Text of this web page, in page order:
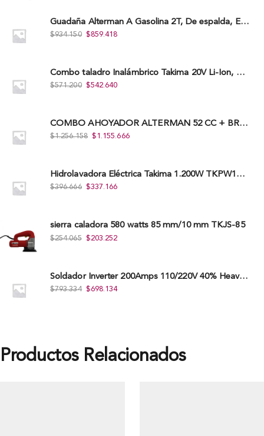
Guadaña Alterman A Gasolina 2T, De espalda, Eje Flexible, 43Cc, Xbc43B-I
$934.150 $859.418
Combo taladro Inalámbrico Takima 20V Li-Ion, Tklcd-20. + Polichadora Takima 7″ 1.200W, Tksp-180-D.
$571.200 $542.640
COMBO AHOYADOR ALTERMAN 52 CC + BROCA DE 20 CM X 80 CM + BROCA DE 15 CM X 80 CM
$1.256.158 $1.155.666
Hidrolavadora Eléctrica Takima 1.200W TKPW1200-13
$396.666 $337.166
sierra caladora 580 watts 85 mm/10 mm TKJS-85
$254.065 $203.252
Soldador Inverter 200Amps 110/220V 40% Heavy Duty (Hd) Tkwi-200-C
$793.334 $698.134
Productos Relacionados